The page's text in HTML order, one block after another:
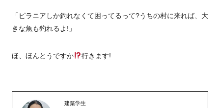
「ピラニアしか釣れなくて困ってるって?うちの村に来れば、大
きな魚も釣れるよ!」
ほ、ほんとうですか 行きます!
建築学生